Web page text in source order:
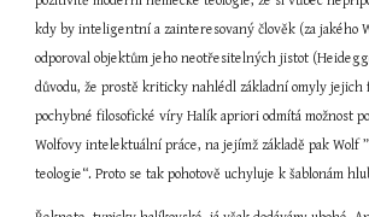
kdy by inteligentní a zainteresovaný člověk (za jakého
odporoval objektům jeho neotřesitelných jistot
důvodu, že prostě kriticky nahlédl základní omyly jejich
pochybné filosofické víry Halík apriori odmítá možnost
Wolfovy intelektuální práce, na jejímž základě pak Wolf
teologie“. Proto se tak pohotově uchyluje k šablonám